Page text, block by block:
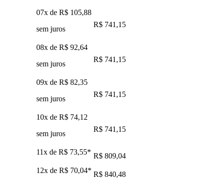
07x de R$ 105,88
sem juros
R$ 741,15
08x de R$ 92,64
sem juros
R$ 741,15
09x de R$ 82,35
sem juros
R$ 741,15
10x de R$ 74,12
sem juros
R$ 741,15
11x de R$ 73,55* R$ 809,04
12x de R$ 70,04* R$ 840,48